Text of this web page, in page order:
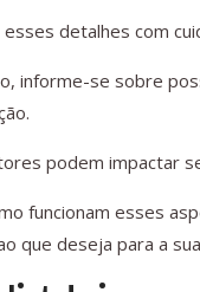
detalhes com
informe-se sobre
podem impactar
funcionam esses
que deseja para a